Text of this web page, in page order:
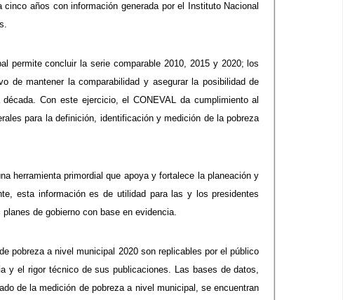
años con información generada por el Instituto Nacional
permite concluir la serie comparable 2010, 2015 y 2020; los
de mantener la comparabilidad y asegurar la posibilidad de
Con este ejercicio, el CONEVAL da cumplimiento al
para la definición, identificación y medición de la pobreza
herramienta primordial que apoya y fortalece la planeación y
esta información es de utilidad para las y los presidentes
de gobierno con base en evidencia.
pobreza a nivel municipal 2020 son replicables por el público
y el rigor técnico de sus publicaciones. Las bases de datos,
de la medición de pobreza a nivel municipal, se encuentran